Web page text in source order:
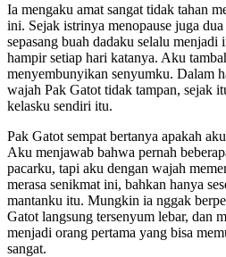
Ia mengaku amat sangat tidak tahan
ini. Sejak istrinya menopause juga
sepasang buah dadaku selalu
hampir setiap hari katanya. Aku
menyembunyikan senyumku. Dalam
wajah Pak Gatot tidak tampan, sejak
kelasku sendiri itu.
Pak Gatot sempat bertanya apakah
Aku menjawab bahwa pernah
pacarku, tapi aku dengan wajah
merasa senikmat ini, bahkan hanya
mantanku itu. Mungkin ia nggak
Gatot langsung tersenyum lebar, dan
menjadi orang pertama yang bisa
sangat.